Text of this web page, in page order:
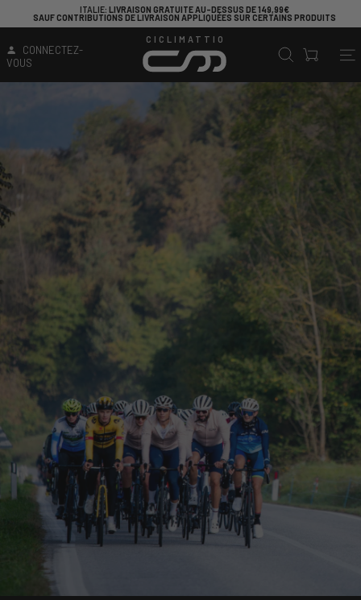
ITALIE: LIVRAISON GRATUITE AU-DESSUS DE 149,99€
SAUF CONTRIBUTIONS DE LIVRAISON APPLIQUÉES SUR CERTAINS PRODUITS
CONNECTEZ-
VOUS
CICLIMATTIO